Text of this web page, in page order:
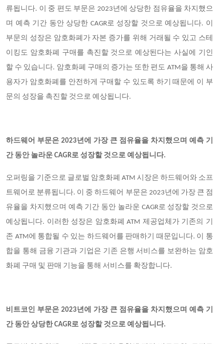
류됩니다. 이 중 편도 부문은 2023년에 상당한 점유율을 차지했으
며 예측 기간 동안 상당한 CAGR로 성장할 것으로 예상됩니다. 이
부문의 성장은 암호화폐가 자본 증가를 위해 거래될 수 있고 스테
이킹도 암호화폐 구매를 촉진할 것으로 예상된다는 사실에 기인
할 수 있습니다. 암호화폐 구매의 증가는 또한 편도 ATM을 통해 사
용자가 암호화폐를 안전하게 구매할 수 있도록 하기 때문에 이 부
문의 성장을 촉진할 것으로 예상됩니다.
하드웨어 부문은 2023년에 가장 큰 점유율을 차지했으며 예측 기
간 동안 놀라운 CAGR로 성장할 것으로 예상됩니다.
오퍼링을 기준으로 글로벌 암호화폐 ATM 시장은 하드웨어와 소프
트웨어로 분류됩니다. 이 중 하드웨어 부문은 2023년에 가장 큰 점
유율을 차지했으며 예측 기간 동안 놀라운 CAGR로 성장할 것으로
예상됩니다. 이러한 성장은 암호화폐 ATM 제공업체가 기존의 기
존 ATM에 통합될 수 있는 하드웨어를 판매하기 때문입니다. 이 통
합을 통해 금융 기관과 기업은 기존 은행 서비스를 보완하는 암호
화폐 구매 및 판매 기능을 통해 서비스를 확장합니다.
비트코인 부문은 2023년에 가장 큰 점유율을 차지했으며 예측 기
간 동안 상당한 CAGR로 성장할 것으로 예상됩니다.